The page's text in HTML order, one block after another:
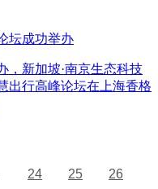
坛成功举办
，新加坡·南京生态科技
出行高峰论坛在上海香格
24 25 26